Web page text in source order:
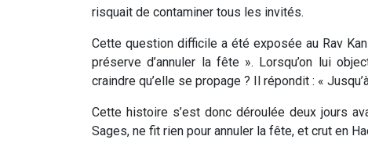
risquait de contaminer tous les invités.
Cette question difficile a été exposée au Rav
préserve d’annuler la fête ». Lorsqu’on lui
craindre qu’elle se propage ? Il répondit : «
Cette histoire s’est donc déroulée deux jours
Sages, ne fit rien pour annuler la fête, et crut en